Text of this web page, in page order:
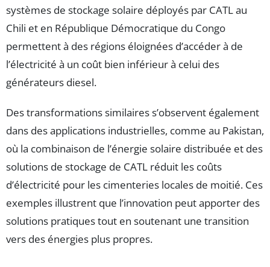
systèmes de stockage solaire déployés par CATL au
Chili et en République Démocratique du Congo
permettent à des régions éloignées d’accéder à de
l’électricité à un coût bien inférieur à celui des
générateurs diesel.
Des transformations similaires s’observent également
dans des applications industrielles, comme au Pakistan,
où la combinaison de l’énergie solaire distribuée et des
solutions de stockage de CATL réduit les coûts
d’électricité pour les cimenteries locales de moitié. Ces
exemples illustrent que l’innovation peut apporter des
solutions pratiques tout en soutenant une transition
vers des énergies plus propres.